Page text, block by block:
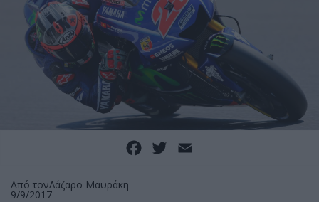
Facebook
Twitter
Από τονΛάζαρο Μαυράκη
9/9/2017